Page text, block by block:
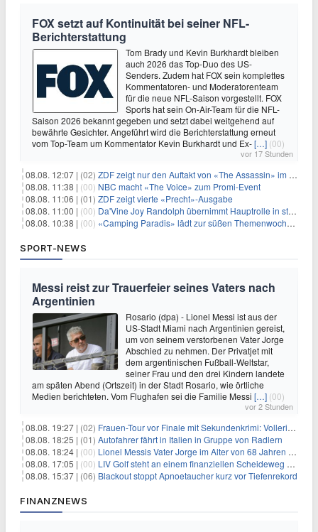
FOX setzt auf Kontinuität bei seiner NFL-
Berichterstattung
Tom Brady und Kevin Burkhardt bleiben
auch 2026 das Top-Duo des US-
Senders. Zudem hat FOX sein komplettes
Kommentatoren- und Moderatorenteam
für die neue NFL-Saison vorgestellt. FOX
Sports hat sein On-Air-Team für die NFL-
Saison 2026 bekannt gegeben und setzt dabei weitgehend auf
bewährte Gesichter. Angeführt wird die Berichterstattung erneut
vom Top-Team um Kommentator Kevin Burkhardt und Ex-[…] (00)
vor 17 Stunden
08.08. 12:07 | (02) ZDF zeigt nur den Auftakt von «The Assassin» im Fernsehen
08.08. 11:38 | (00) NBC macht «The Voice» zum Promi-Event
08.08. 11:06 | (01) ZDF zeigt vierte «Precht»-Ausgabe
08.08. 11:00 | (00) Da'Vine Joy Randolph übernimmt Hauptrolle in starbesetzter schwarzer Komödie
08.08. 10:38 | (00) «Camping Paradis» lädt zur süßen Themenwoche ein
SPORT-NEWS
Messi reist zur Trauerfeier seines Vaters nach
Argentinien
Rosario (dpa) - Lionel Messi ist aus der
US-Stadt Miami nach Argentinien gereist,
um von seinem verstorbenen Vater Jorge
Abschied zu nehmen. Der Privatjet mit
dem argentinischen Fußball-Weltstar,
seiner Frau und den drei Kindern landete
am späten Abend (Ortszeit) in der Stadt Rosario, wie örtliche
Medien berichteten. Vom Flughafen sei die Familie Messi […] (00)
vor 2 Stunden
08.08. 19:27 | (02) Frauen-Tour vor Finale mit Sekundenkrimi: Vollering in Gelb
08.08. 18:25 | (01) Autofahrer fährt in Italien in Gruppe von Radlern
08.08. 18:24 | (00) Lionel Messis Vater Jorge im Alter von 68 Jahren gestorben
08.08. 17:05 | (00) LIV Golf steht an einem finanziellen Scheideweg auf der Suche nach neuen Investitionen
08.08. 15:37 | (06) Blackout stoppt Apnoetaucher kurz vor Tiefenrekord
FINANZNEWS